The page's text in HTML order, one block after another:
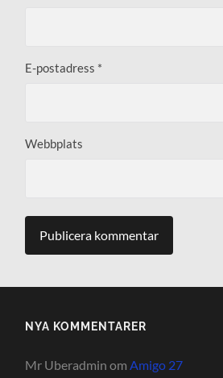
E-postadress *
Webbplats
NYA KOMMENTARER
Mr Uberadmin omAmigo 27